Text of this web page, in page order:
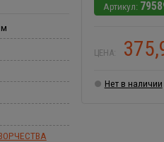
ЦЕНА:
Нет в наличии